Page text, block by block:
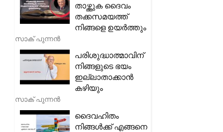
താഴ്ത്തുക ദൈവം
തക്കസമയത്ത്
നിങ്ങളെ ഉയർത്തും
സാക് പുന്നൻ
പരിശുദ്ധാത്മാവിന്
നിങ്ങളുടെ ഭയം
ഇല്ലാതാക്കാൻ
കഴിയും
സാക് പുന്നൻ
ദൈവഹിതം
നിങ്ങൾക്ക് എങ്ങനെ